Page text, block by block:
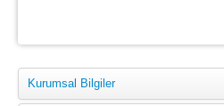
Kurumsal Bilgiler